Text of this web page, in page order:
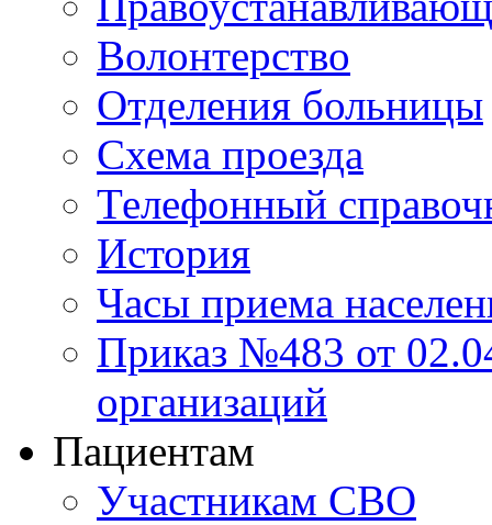
Волонтерство
Отделения больницы
Схема проезда
Телефонный
История
Часы приема
Приказ №483 от
организаций
Пациентам
Участникам СВО